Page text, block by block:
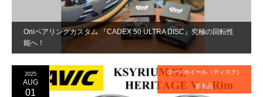
Oniベアリングカスタム 『CADEX 50 ULTRA DISC』究極の回転性
能へ！
2025
AUG
01
ロードホイール（ディスク）
新製品